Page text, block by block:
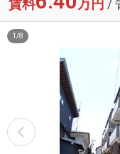
賃料 万円 /
1 /8